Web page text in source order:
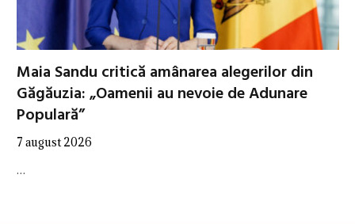
Maia Sandu critică amânarea alegerilor din
Găgăuzia: „Oamenii au nevoie de Adunare
Populară”
7 august 2026
…